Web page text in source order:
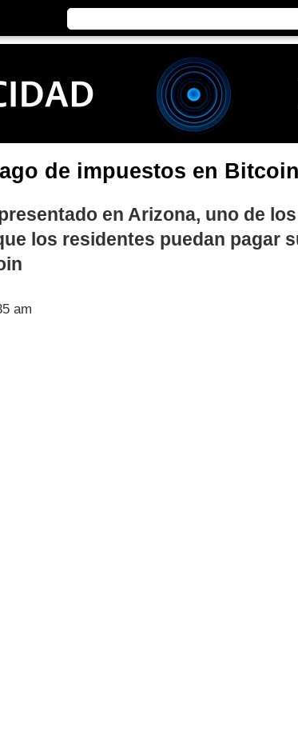
de impuestos en Bitcoin
en Arizona, uno de
los residentes puedan pagar
am